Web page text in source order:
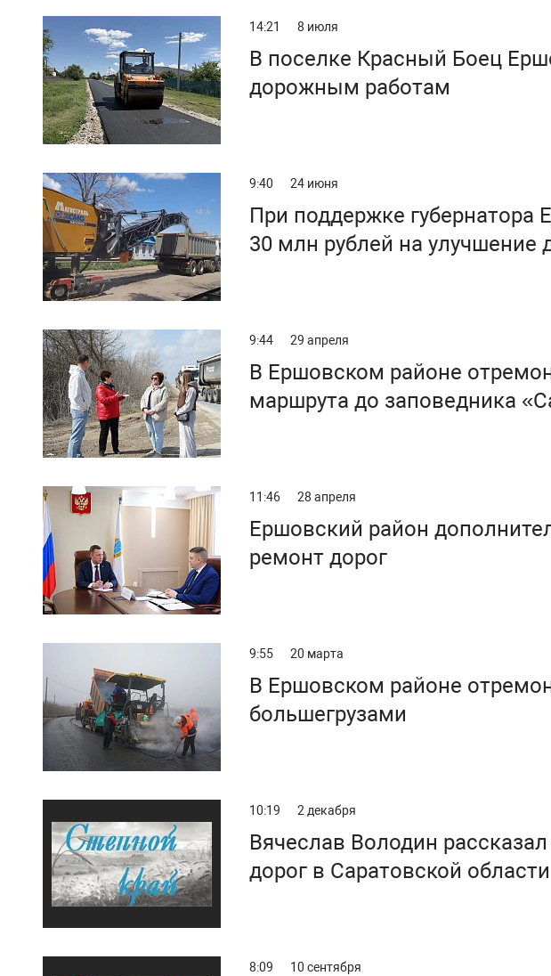
14:21 8 июля
В поселке Красный Боец
дорожным работам
9:40 24 июня
При поддержке
30 млн рублей на улучшение
9:44 29 апреля
В Ершовском районе
маршрута до заповедника
11:46 28 апреля
Ершовский район
ремонт дорог
9:55 20 марта
В Ершовском районе
большегрузами
10:19 2 декабря
Вячеслав Володин
дорог в Саратовской
8:09 10 сентября